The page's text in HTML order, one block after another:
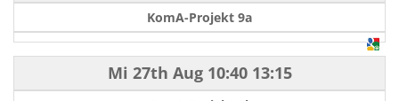
KomA-Projekt 9a
Mi 27th Aug10:40 13:15